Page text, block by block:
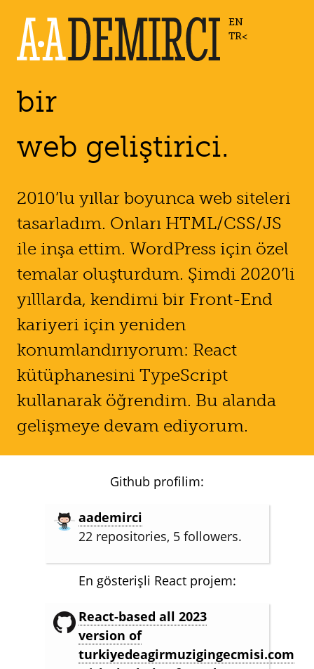
EN
TR
bir
web geliştirici.
2010’lu yıllar boyunca web siteleri
tasarladım. Onları HTML/CSS/JS
ile inşa ettim. WordPress için özel
temalar oluşturdum. Şimdi 2020’li
yılllarda, kendimi bir Front-End
kariyeri için yeniden
konumlandırıyorum: React
kütüphanesini TypeScript
kullanarak öğrendim. Bu alanda
gelişmeye devam ediyorum.
Github profilim:
aademirci
22 repositories, 5 followers.
En gösterişli React projem:
React-based all 2023
version of
turkiyedeagirmuzigingecmisi.com